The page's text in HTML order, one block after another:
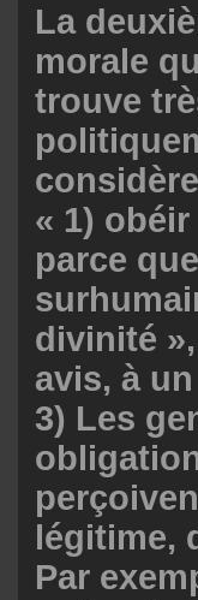
La
morale
trouve
« 1)
parce
divinité
avis, à
3) Les
légitime,
Par